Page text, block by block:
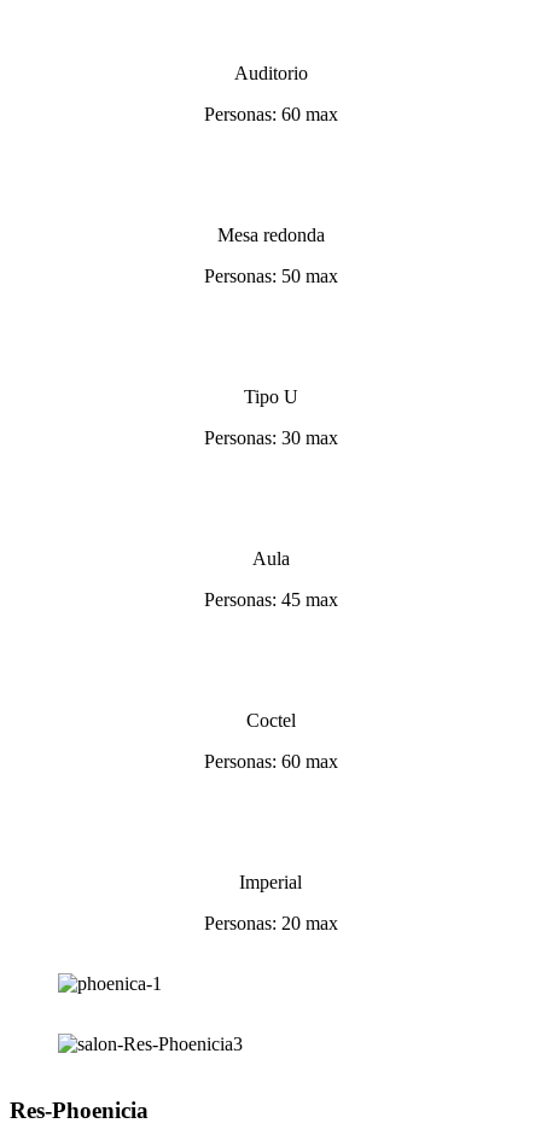
Auditorio
Personas: 60 max
Mesa redonda
Personas: 50 max
Tipo U
Personas: 30 max
Aula
Personas: 45 max
Coctel
Personas: 60 max
Imperial
Personas: 20 max
Res-Phoenicia